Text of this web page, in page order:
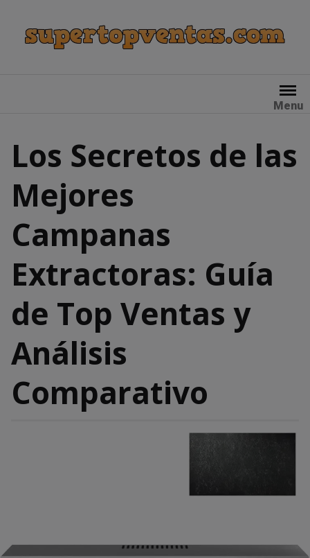
content
Menu
Los Secretos de las
Mejores
Campanas
Extractoras: Guía
de Top Ventas y
Análisis
Comparativo